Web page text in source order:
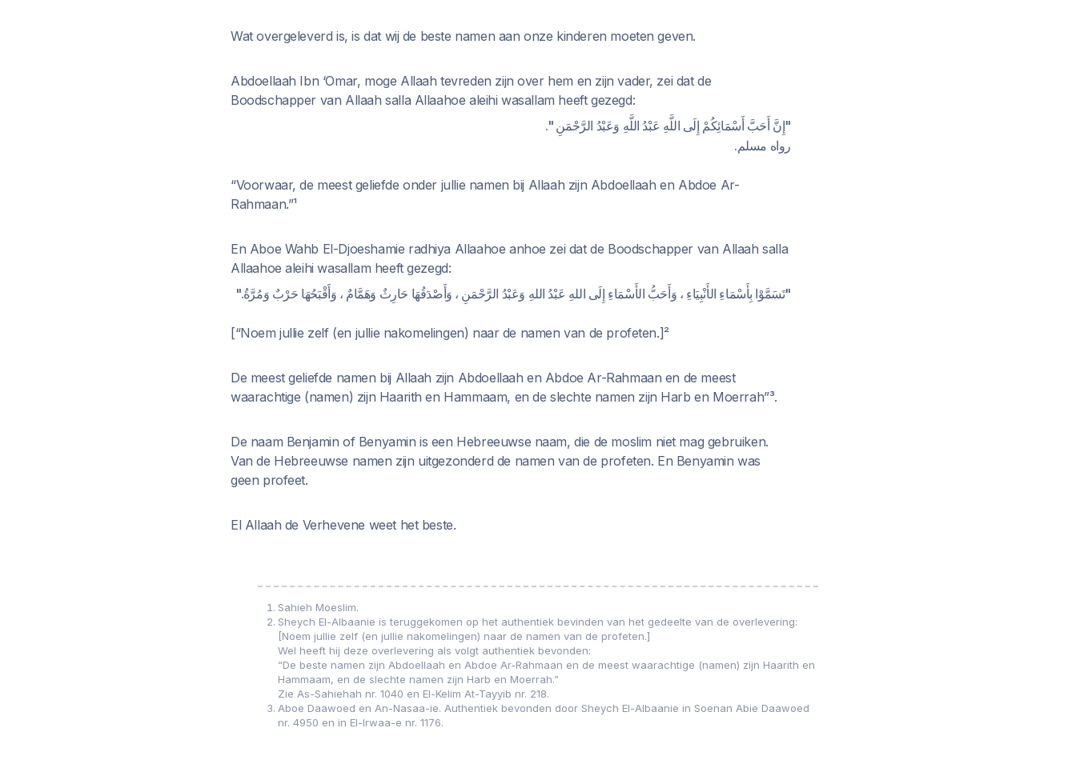
Wat overgeleverd is, is dat wij de beste namen aan onze kinderen moeten geven.
Abdoellaah Ibn ‘Omar, moge Allaah tevreden zijn over hem en zijn vader, zei dat de
Boodschapper van Allaah salla Allaahoe aleihi wasallam heeft gezegd:
"إِنَّ أَحَبَّ أَسْمَائِكُمْ إِلَى اللَّهِ عَبْدُ اللَّهِ وَعَبْدُ الرَّحْمَنِ ".
رواه مسلم.
“Voorwaar, de meest geliefde onder jullie namen bij Allaah zijn Abdoellaah en Abdoe Ar-
Rahmaan.”¹
En Aboe Wahb El-Djoeshamie radhiya Allaahoe anhoe zei dat de Boodschapper van Allaah salla
Allaahoe aleihi wasallam heeft gezegd:
"تَسَمَّوْا بِأَسْمَاءِ الأَنْبِيَاءِ ، وَأَحَبُّ الأَسْمَاءِ إِلَى اللهِ عَبْدُ اللهِ وَعَبْدُ الرَّحْمَنِ ، وَأَصْدَقُهَا حَارِثٌ وَهَمَّامٌ ، وَأَقْبَحُهَا حَرْبٌ وَمُرَّةُ."
[“Noem jullie zelf (en jullie nakomelingen) naar de namen van de profeten.]²
De meest geliefde namen bij Allaah zijn Abdoellaah en Abdoe Ar-Rahmaan en de meest
waarachtige (namen) zijn Haarith en Hammaam, en de slechte namen zijn Harb en Moerrah”³.
De naam Benjamin of Benyamin is een Hebreeuwse naam, die de moslim niet mag gebruiken.
Van de Hebreeuwse namen zijn uitgezonderd de namen van de profeten. En Benyamin was
geen profeet.
El Allaah de Verhevene weet het beste.
Sahieh Moeslim.
Sheych El-Albaanie is teruggekomen op het authentiek bevinden van het gedeelte van de overlevering:
[Noem jullie zelf (en jullie nakomelingen) naar de namen van de profeten.]
Wel heeft hij deze overlevering als volgt authentiek bevonden:
“De beste namen zijn Abdoellaah en Abdoe Ar-Rahmaan en de meest waarachtige (namen) zijn Haarith en
Hammaam, en de slechte namen zijn Harb en Moerrah.”
Zie As-Sahiehah nr. 1040 en El-Kelim At-Tayyib nr. 218.
Aboe Daawoed en An-Nasaa-ie. Authentiek bevonden door Sheych El-Albaanie in Soenan Abie Daawoed
nr. 4950 en in El-Irwaa-e nr. 1176.